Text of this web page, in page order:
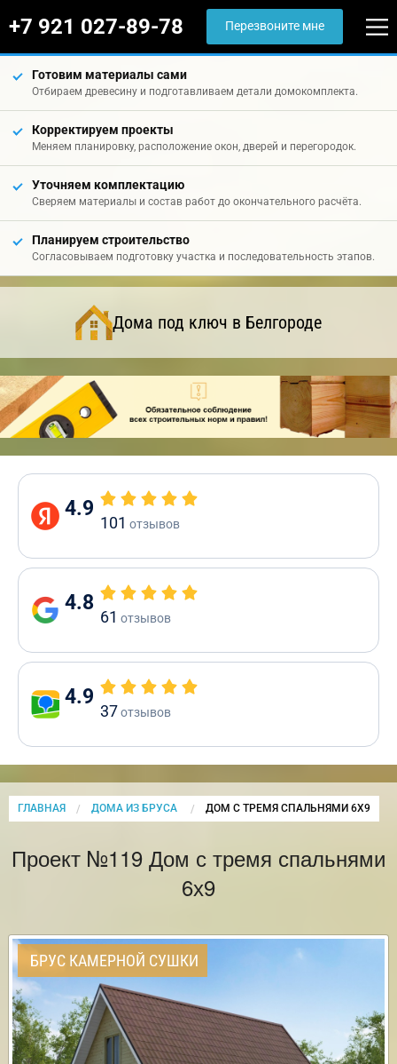
+7 921 027-89-78 Перезвоните мне
Готовим материалы сами
Отбираем древесину и подготавливаем детали домокомплекта.
Корректируем проекты
Меняем планировку, расположение окон, дверей и перегородок.
Уточняем комплектацию
Сверяем материалы и состав работ до окончательного расчёта.
Планируем строительство
Согласовываем подготовку участка и последовательность этапов.
Дома под ключ в Белгороде
4.9
101 отзывов
4.8
61 отзывов
4.9
37отзывов
ГЛАВНАЯ ДОМА ИЗ БРУСА CURRENT:
ДОМ С ТРЕМЯ СПАЛЬНЯМИ 6Х9
Проект №119 Дом с тремя спальнями
6х9
БРУС КАМЕРНОЙ СУШКИ